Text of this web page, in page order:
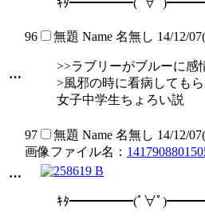
…
96 無題 Name 名無し 14/12/
>>ラブリーがブルーに感
>風邪の時に看病しても
女子中学生ちょろい説
…
97 無題 Name 名無し 14/12/
画像ファイル名：
ｷﾀ━━━━━(ﾟ∀ﾟ